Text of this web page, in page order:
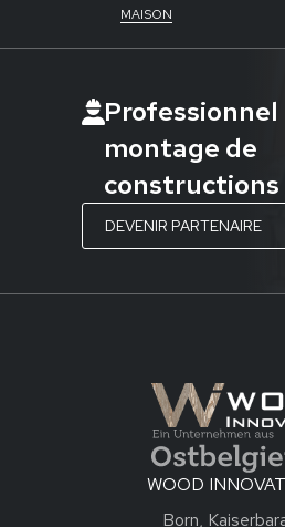
MAISON
Professionnel
montage de
constructions
DEVENIR PARTENAIRE
WOOD
Born,